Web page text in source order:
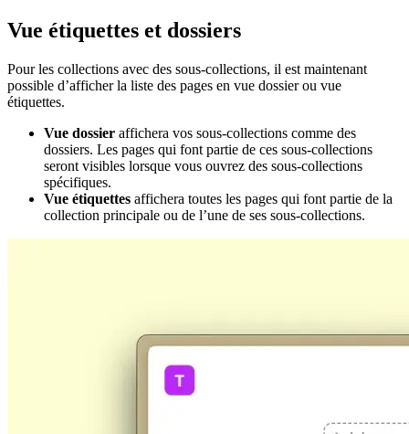
Vue étiquettes et dossiers
Pour les collections avec des sous-collections, il est maintenant
possible d’afficher la liste des pages en vue dossier ou vue
étiquettes.
Vue dossier affichera vos sous-collections comme des
dossiers. Les pages qui font partie de ces sous-collections
seront visibles lorsque vous ouvrez des sous-collections
spécifiques.
Vue étiquettes affichera toutes les pages qui font partie de la
collection principale ou de l’une de ses sous-collections.